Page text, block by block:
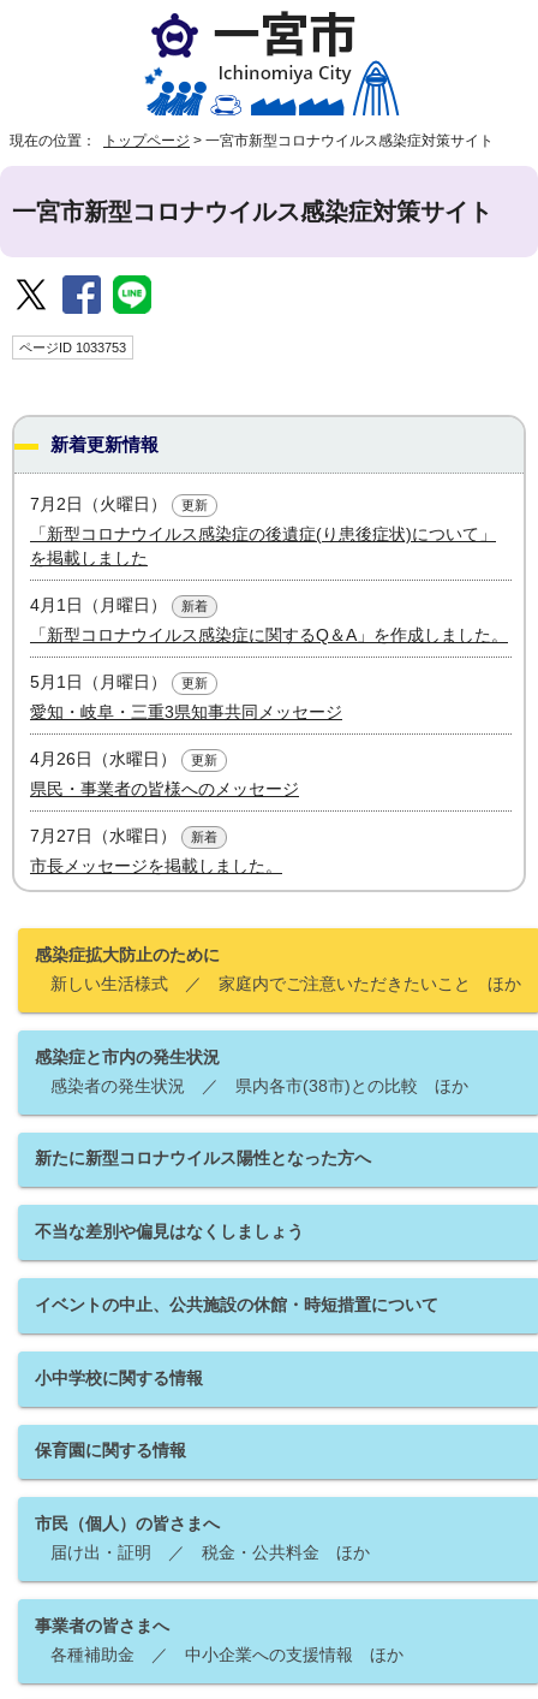
現在の位置： トップページ > 一宮市新型コロナウイルス感染症対策サイト
一宮市新型コロナウイルス感染症対策サイト
ページID 1033753
新着更新情報
7月2日（火曜日） 更新
「新型コロナウイルス感染症の後遺症(り患後症状)について」
を掲載しました
4月1日（月曜日） 新着
「新型コロナウイルス感染症に関するQ＆A」を作成しました。
5月1日（月曜日） 更新
愛知・岐阜・三重3県知事共同メッセージ
4月26日（水曜日） 更新
県民・事業者の皆様へのメッセージ
7月27日（水曜日） 新着
市長メッセージを掲載しました。
感染症拡大防止のために
新しい生活様式 ／ 家庭内でご注意いただきたいこと ほか
感染症と市内の発生状況
感染者の発生状況 ／ 県内各市(38市)との比較 ほか
新たに新型コロナウイルス陽性となった方へ
不当な差別や偏見はなくしましょう
イベントの中止、公共施設の休館・時短措置について
小中学校に関する情報
保育園に関する情報
市民（個人）の皆さまへ
届け出・証明 ／ 税金・公共料金 ほか
事業者の皆さまへ
各種補助金 ／ 中小企業への支援情報 ほか